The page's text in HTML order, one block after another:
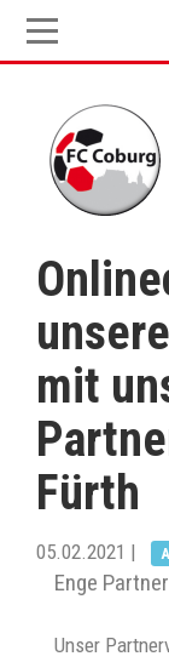
mit
Fürth
05.02.2021 |
Enge
Unser